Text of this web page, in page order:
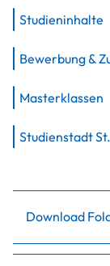
Studieninhalte
Bewerbung &
Masterklassen
Studienstadt
Download